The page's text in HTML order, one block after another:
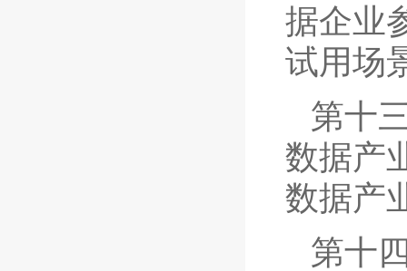
据企业
试用场
第十
数据产
数据产
第十